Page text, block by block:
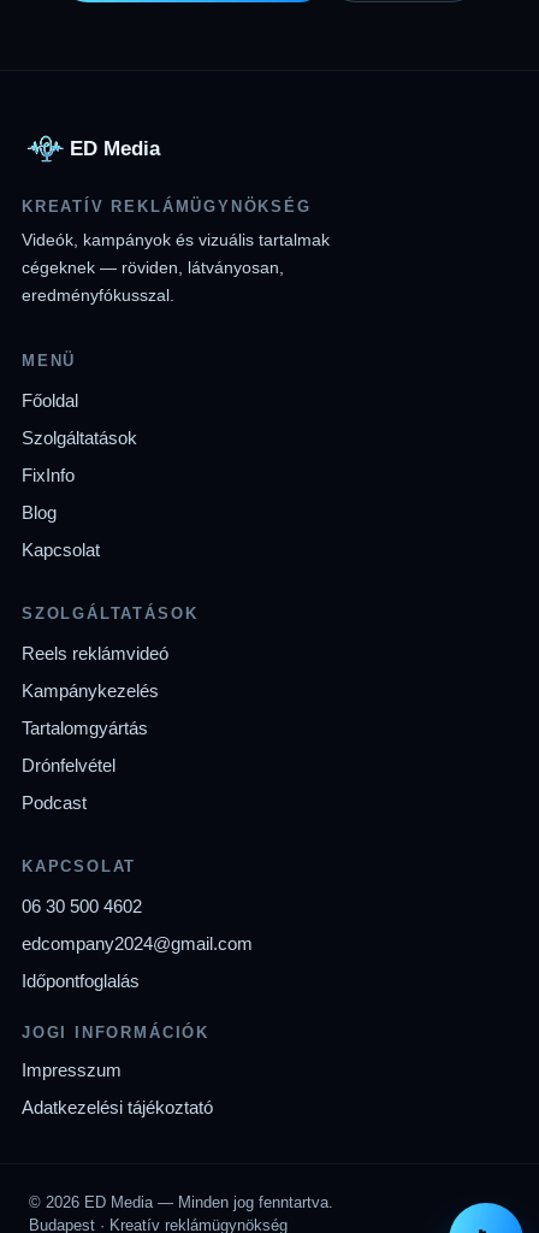
ED Media
KREATÍV REKLÁMÜGYNÖKSÉG
Videók, kampányok és vizuális tartalmak
cégeknek — röviden, látványosan,
eredményfókusszal.
MENÜ
Főoldal
Szolgáltatások
FixInfo
Blog
Kapcsolat
SZOLGÁLTATÁSOK
Reels reklámvideó
Kampánykezelés
Tartalomgyártás
Drónfelvétel
Podcast
KAPCSOLAT
06 30 500 4602
edcompany2024@gmail.com
Időpontfoglalás
JOGI INFORMÁCIÓK
Impresszum
Adatkezelési tájékoztató
© 2026 ED Media — Minden jog fenntartva.
Budapest · Kreatív reklámügynökség